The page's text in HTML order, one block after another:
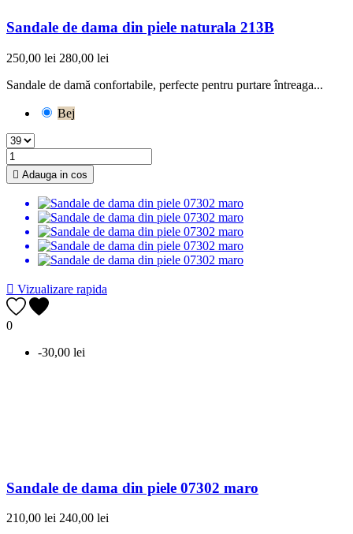
Sandale de dama din piele naturala 213B
250,00 lei 280,00 lei
Sandale de damă confortabile, perfecte pentru purtare întreaga...
Bej
 Adauga in cos
 Vizualizare rapida
0
-30,00 lei
Sandale de dama din piele 07302 maro
210,00 lei 240,00 lei